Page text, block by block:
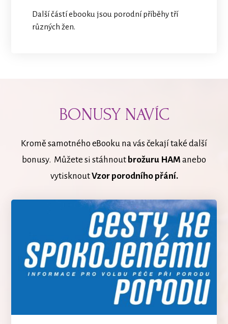
Další částí ebooku jsou porodní příběhy tří
různých žen.
BONUSY NAVÍC
Kromě samotného eBooku na vás čekají také další
bonusy. Můžete si stáhnout brožuru HAM anebo
vytisknoutVzor porodního přání.